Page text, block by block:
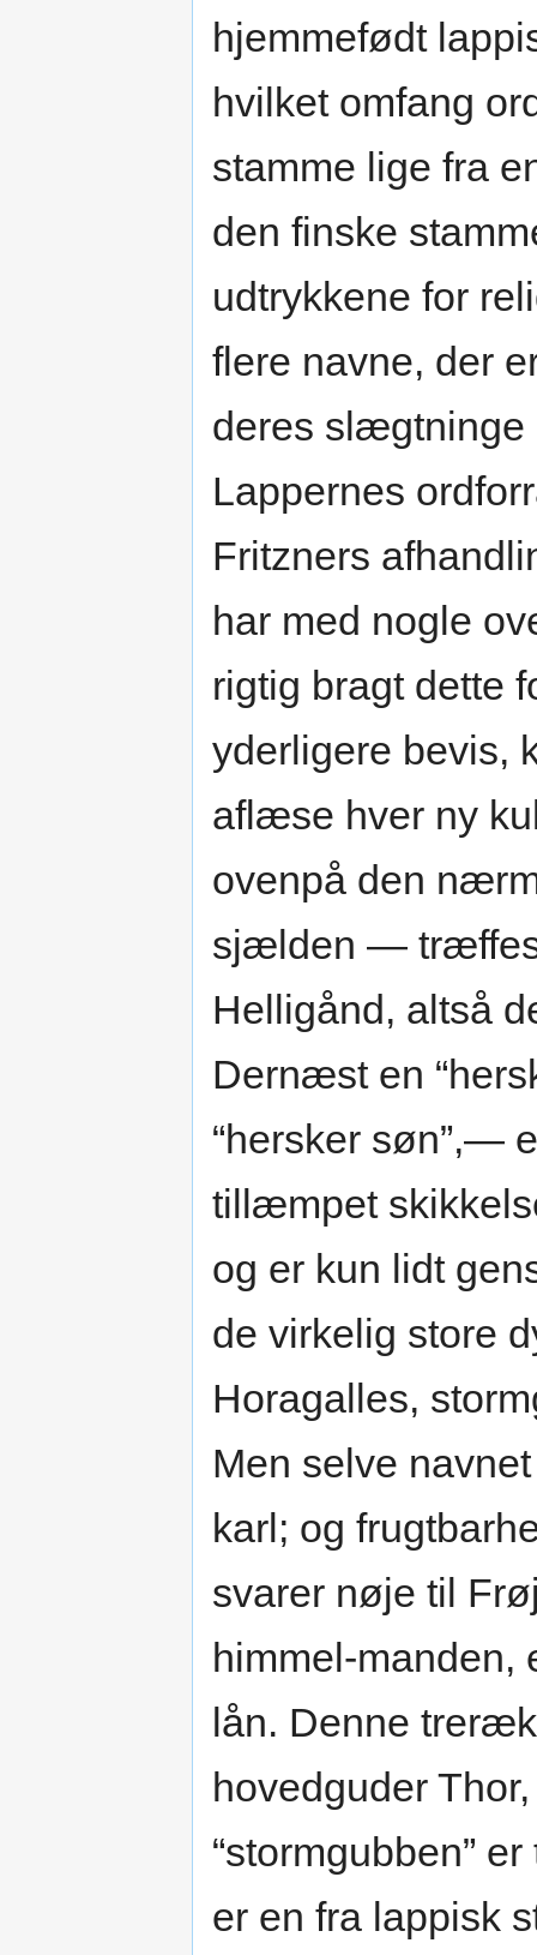
hjemmefødt
hvilket omfang
stamme lige fra
den finske
udtrykkene for
flere navne, der
deres slægtninge
Lappernes
Fritzners
har med nogle
rigtig bragt dette
yderligere bevis,
aflæse hver ny
ovenpå den
sjælden — træffes
Helligånd, altså
Dernæst en
“hersker søn”,—
tillæmpet
og er kun lidt
de virkelig store
Horagalles,
Men selve
karl; og
svarer nøje til
himmel-manden,
lån. Denne
hovedguder
“stormgubben”
er en fra lappisk